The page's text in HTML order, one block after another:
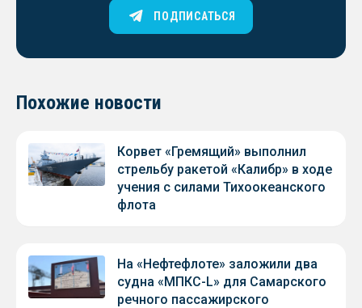
ПОДПИСАТЬСЯ
Похожие новости
Корвет «Гремящий» выполнил
стрельбу ракетой «Калибр» в ходе
учения с силами Тихоокеанского
флота
На «Нефтефлоте» заложили два
судна «МПКС-L» для Самарского
речного пассажирского